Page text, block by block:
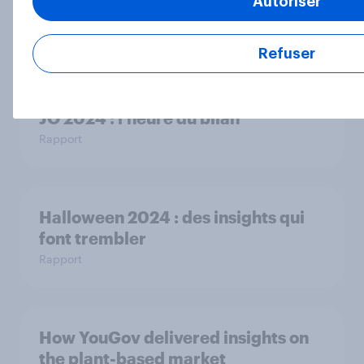
connaître
Rapport
JO 2024 : l'heure du bilan
Rapport
Halloween 2024 : des insights qui
font trembler
Rapport
How YouGov delivered insights on
the plant-based market
Refuser